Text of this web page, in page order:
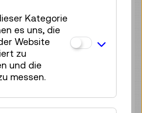
– 12:00
Tickets
Kategorie
es uns, die
Website
zu
und die
messen.